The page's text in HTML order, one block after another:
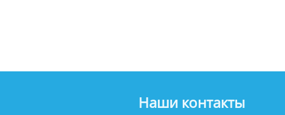
Наши контакты